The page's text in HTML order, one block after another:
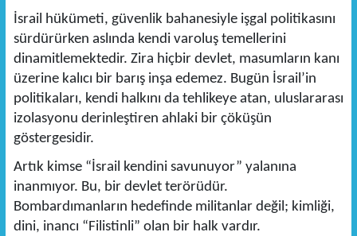
İsrail hükümeti, güvenlik bahanesiyle işgal politikasını
sürdürürken aslında kendi varoluş temellerini
dinamitlemektedir. Zira hiçbir devlet, masumların kanı
üzerine kalıcı bir barış inşa edemez. Bugün İsrail’in
politikaları, kendi halkını da tehlikeye atan, uluslararası
izolasyonu derinleştiren ahlaki bir çöküşün
göstergesidir.
Artık kimse “İsrail kendini savunuyor” yalanına
inanmıyor. Bu, bir devlet terörüdür.
Bombardımanların hedefinde militanlar değil; kimliği,
dini, inancı “Filistinli” olan bir halk vardır.